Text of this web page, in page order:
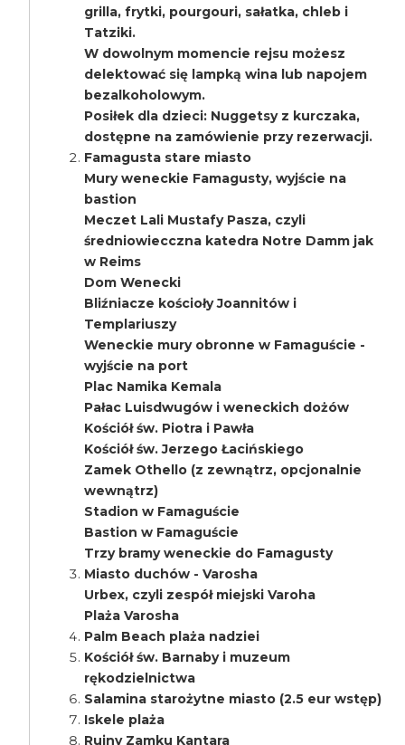
grilla, frytki, pourgouri, sałatka, chleb i
Tatziki.
W dowolnym momencie rejsu możesz
delektować się lampką wina lub napojem
bezalkoholowym.
Posiłek dla dzieci: Nuggetsy z kurczaka,
dostępne na zamówienie przy rezerwacji.
Famagusta stare miasto
Mury weneckie Famagusty, wyjście na
bastion
Meczet Lali Mustafy Pasza, czyli
średniowiecczna katedra Notre Damm jak
w Reims
Dom Wenecki
Bliźniacze kościoły Joannitów i
Templariuszy
Weneckie mury obronne w Famaguście -
wyjście na port
Plac Namika Kemala
Pałac Luisdwugów i weneckich dożów
Kościół św. Piotra i Pawła
Kościół św. Jerzego Łacińskiego
Zamek Othello (z zewnątrz, opcjonalnie
wewnątrz)
Stadion w Famaguście
Bastion w Famaguście
Trzy bramy weneckie do Famagusty
Miasto duchów - Varosha
Urbex, czyli zespół miejski Varoha
Plaża Varosha
Palm Beach plaża nadziei
Kościół św. Barnaby i muzeum
rękodzielnictwa
Salamina starożytne miasto (2.5 eur wstęp)
Iskele plaża
Ruiny Zamku Kantara